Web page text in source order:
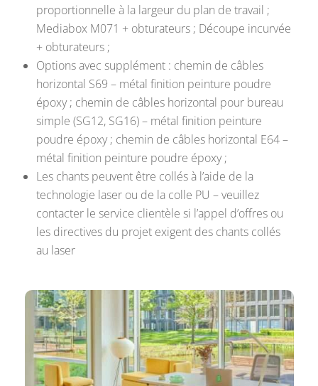
proportionnelle à la largeur du plan de travail ;
Mediabox M071 + obturateurs ; Découpe incurvée
+ obturateurs ;
Options avec supplément : chemin de câbles
horizontal S69 – métal finition peinture poudre
époxy ; chemin de câbles horizontal pour bureau
simple (SG12, SG16) – métal finition peinture
poudre époxy ; chemin de câbles horizontal E64 –
métal finition peinture poudre époxy ;
Les chants peuvent être collés à l’aide de la
technologie laser ou de la colle PU – veuillez
contacter le service clientèle si l’appel d’offres ou
les directives du projet exigent des chants collés
au laser